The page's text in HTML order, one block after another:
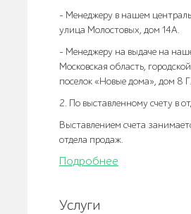
- Менеджеру в нашем
улица Молостовых, дом 14А.
- Менеджеру на выдаче на
Московская область,
поселок «Новые дома», дом 8 Г.
2. По выставленному счету в
Выставлением счета
отдела продаж.
Подробнее
Услуги